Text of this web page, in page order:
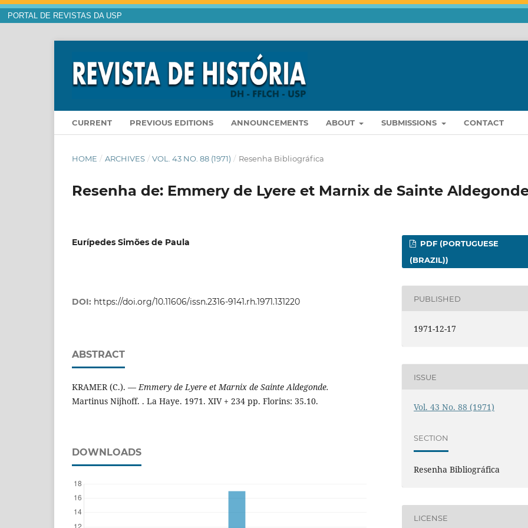
PORTAL DE REVISTAS DA USP
CURRENT PREVIOUS EDITIONS ANNOUNCEMENTS ABOUT SUBMISSIONS CONTACT
HOME / ARCHIVES / VOL. 43 NO. 88 (1971) / Resenha Bibliográfica
Resenha de: Emmery de Lyere et Marnix de Sainte
Eurípedes Simões de Paula
DOI: https://doi.org/10.11606/issn.2316-9141.rh.1971.131220
ABSTRACT
KRAMER (C.). —Emmery de Lyere et Marnix de Sainte Aldegonde.
Martinus Nijhoff. . La Haye. 1971. XIV + 234 pp. Florins: 35.10.
DOWNLOADS
PDF (PORTUGUESE
(BRAZIL))
PUBLISHED
1971-12-17
ISSUE
Vol. 43 No. 88 (1971)
SECTION
Resenha Bibliográfica
LICENSE